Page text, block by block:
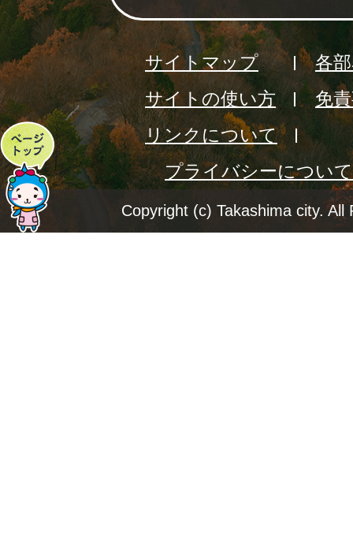
ペ
ー
ジ
サイトマップ
各
サイトの使い方
免
リンクについて
プライバシーについて
Copyright (c) Takashima city. All